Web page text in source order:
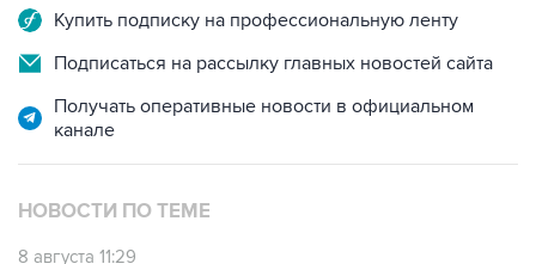
Купить подписку на профессиональную ленту
Подписаться на рассылку главных новостей сайта
Получать оперативные новости в официальном
канале
НОВОСТИ ПО ТЕМЕ
8 августа 11:29